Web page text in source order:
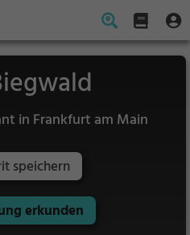
in Frankfurt am Main
speichern
erkunden